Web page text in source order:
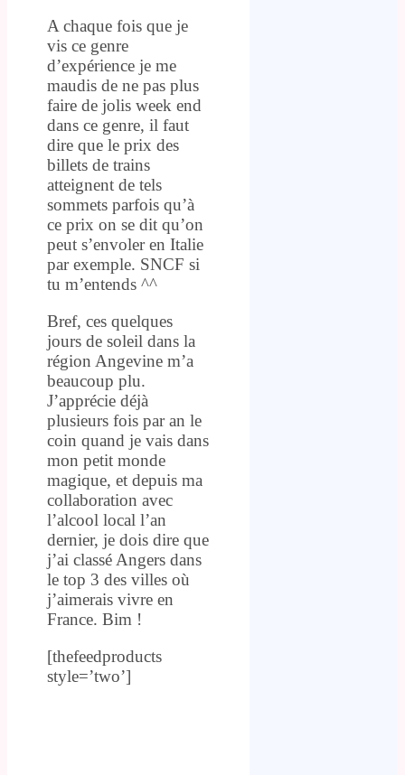
A chaque fois que je
vis ce genre
d’expérience je me
maudis de ne pas plus
faire de jolis week end
dans ce genre, il faut
dire que le prix des
billets de trains
atteignent de tels
sommets parfois qu’à
ce prix on se dit qu’on
peut s’envoler en Italie
par exemple. SNCF si
tu m’entends ^^
Bref, ces quelques
jours de soleil dans la
région Angevine m’a
beaucoup plu.
J’apprécie déjà
plusieurs fois par an le
coin quand je vais dans
mon petit monde
magique, et depuis ma
collaboration avec
l’alcool local l’an
dernier, je dois dire que
j’ai classé Angers dans
le top 3 des villes où
j’aimerais vivre en
France. Bim !
[thefeedproducts
style=’two’]